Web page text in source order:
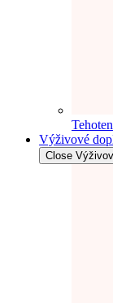
Výživové
Close